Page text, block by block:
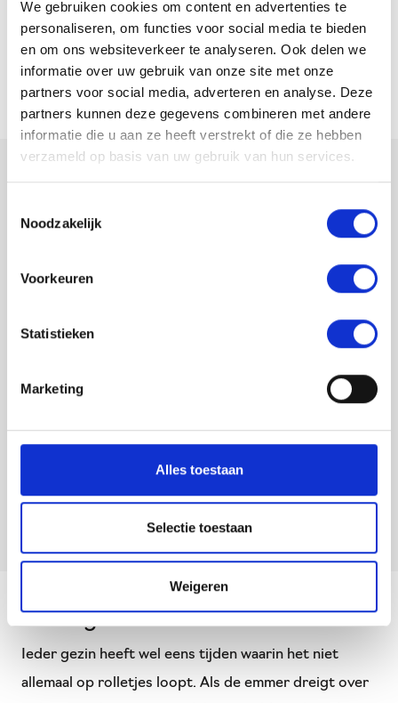
We gebruiken cookies om content en advertenties te
personaliseren, om functies voor social media te bieden
en om ons websiteverkeer te analyseren. Ook delen we
informatie over uw gebruik van onze site met onze
partners voor social media, adverteren en analyse. Deze
partners kunnen deze gegevens combineren met andere
informatie die u aan ze heeft verstrekt of die ze hebben
verzameld op basis van uw gebruik van hun services.
Noodzakelijk
Voorkeuren
Statistieken
Marketing
Alles toestaan
Selectie toestaan
Weigeren
telefonisch contact met ons op. Dit kan op dinsdag,
woensdag en donderdag tussen 9:00 en 12:00 uur via
088 784 6210.
Financieel Trefpunt
Bij het Financieel Trefpunt kun je iedere donderdag
voor bijvoorbeeld het aanvragen van toeslagen, een
oplossen van schulden. Het Financieel Trefpunt is een
dienstverlener van MEE Veluwe en de vrijwilligers van
Trefpunt vindt plaats in de bibliotheek in Veluvine,
adres: F.A. Molijnlaan 186 in Nunspeet. Je kunt ook
telefonisch contact opnemen via 088-784 6210.
Steungezinnen
Ieder gezin heeft wel eens tijden waarin het niet
allemaal op rolletjes loopt. Als de emmer dreigt over